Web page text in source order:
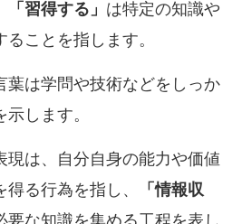
「習得する」 は特定の知識や
ことを指します。
葉は学問や技術などをしっか
します。
現は、自分自身の能力や価値
る行為を指し、
「情報収
要な知識を集める工程を表し